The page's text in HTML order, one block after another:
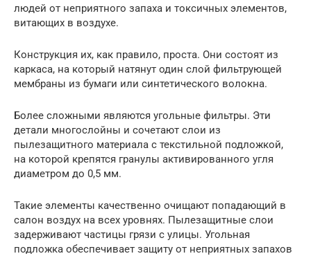
людей от неприятного запаха и токсичных элементов,
витающих в воздухе.
Конструкция их, как правило, проста. Они состоят из
каркаса, на который натянут один слой фильтрующей
мембраны из бумаги или синтетического волокна.
Более сложными являются угольные фильтры. Эти
детали многослойны и сочетают слои из
пылезащитного материала с текстильной подложкой,
на которой крепятся гранулы активированного угля
диаметром до 0,5 мм.
Такие элементы качественно очищают попадающий в
салон воздух на всех уровнях. Пылезащитные слои
задерживают частицы грязи с улицы. Угольная
подложка обеспечивает защиту от неприятных запахов